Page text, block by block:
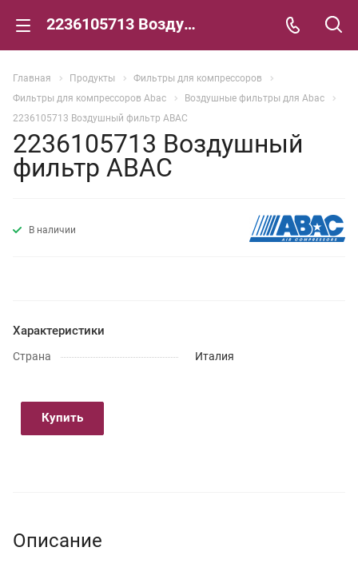
2236105713 Воздушный фильтр ABAC
Главная Продукты
Фильтры для компрессоров
Фильтры для компрессоров Abac
Воздушные фильтры для Abac
2236105713 Воздушный фильтр ABAC
2236105713 Воздушный
фильтр ABAC
В наличии
Характеристики
Страна Италия
Купить
Описание